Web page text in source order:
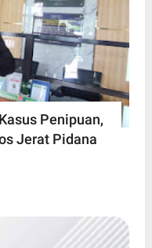
Penipuan,
Jerat Pidana